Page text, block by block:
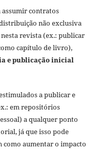
assumir contratos
não exclusiva
revista (ex.: publicar
capítulo de livro),
e publicação inicial
a publicar e
em repositórios
a qualquer ponto
já que isso pode
como aumentar o impacto